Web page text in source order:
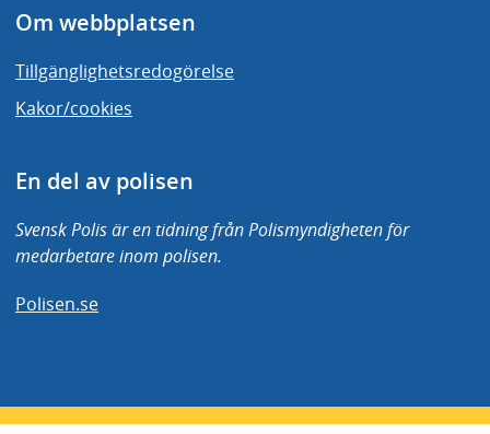
Om webbplatsen
Tillgänglighetsredogörelse
Kakor/cookies
En del av polisen
Svensk Polis är en tidning från Polismyndigheten för
medarbetare inom polisen.
Polisen.se